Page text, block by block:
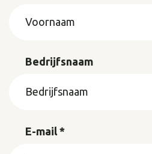
Bedrijfsnaam
E-mail *